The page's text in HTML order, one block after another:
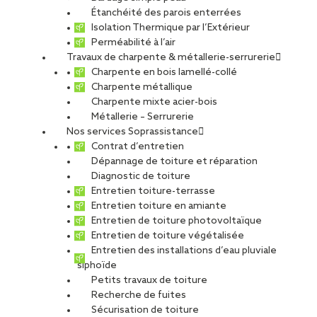
Étanchéité des parois enterrées
Isolation Thermique par l’Extérieur
Perméabilité à l’air
Travaux de charpente & métallerie-serrurerie
Charpente en bois lamellé-collé
Charpente métallique
Charpente mixte acier-bois
Métallerie – Serrurerie
Nos services Soprassistance
Contrat d’entretien
Dépannage de toiture et réparation
Diagnostic de toiture
Entretien toiture-terrasse
Entretien toiture en amiante
Entretien de toiture photovoltaïque
Entretien de toiture végétalisée
Entretien des installations d’eau pluviale
siphoïde
Petits travaux de toiture
Recherche de fuites
Sécurisation de toiture